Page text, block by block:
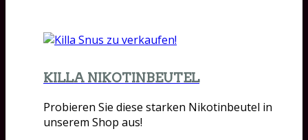
KILLA NIKOTINBEUTEL
Probieren Sie diese starken Nikotinbeutel in
unserem Shop aus!